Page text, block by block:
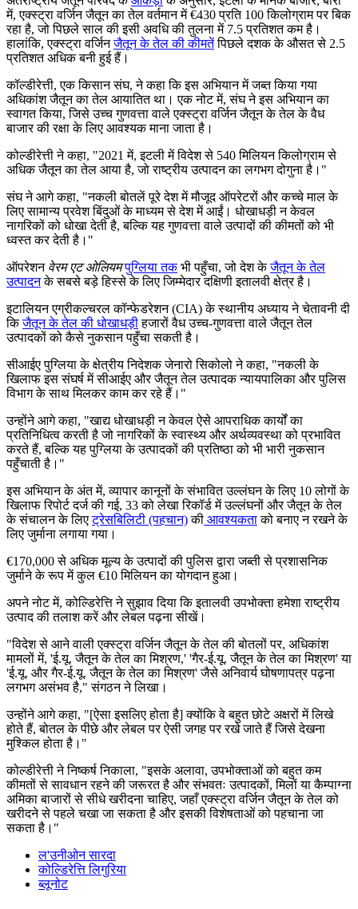
में, एक्स्ट्रा वर्जिन जैतून का तेल वर्तमान में €430 प्रति 100 किलोग्राम पर बिक
रहा है, जो पिछले साल की इसी अवधि की तुलना में 7.5 प्रतिशत कम है।
हालांकि, एक्स्ट्रा वर्जिनजैतून के तेल की कीमतेंपिछले दशक के औसत से 2.5
प्रतिशत अधिक बनी हुई हैं।
कॉल्डीरेत्ती, एक किसान संघ, ने कहा कि इस अभियान में जब्त किया गया
अधिकांश जैतून का तेल आयातित था। एक नोट में, संघ ने इस अभियान का
स्वागत किया, जिसे उच्च गुणवत्ता वाले एक्स्ट्रा वर्जिन जैतून के तेल के वैध
बाजार की रक्षा के लिए आवश्यक माना जाता है।
कोल्डीरेत्ती ने कहा, "2021 में, इटली में विदेश से 540 मिलियन किलोग्राम से
अधिक जैतून का तेल आया है, जो राष्ट्रीय उत्पादन का लगभग दोगुना है।"
संघ ने आगे कहा, "नकली बोतलें पूरे देश में मौजूद ऑपरेटरों और कच्चे माल के
लिए सामान्य प्रवेश बिंदुओं के माध्यम से देश में आईं। धोखाधड़ी न केवल
नागरिकों को धोखा देती है, बल्कि यह गुणवत्ता वाले उत्पादों की कीमतों को भी
ध्वस्त कर देती है।"
ऑपरेशन वेरम एट ओलियम पुग्लिया तकभी पहुँचा, जो देश केजैतून के तेल
उत्पादनके सबसे बड़े हिस्से के लिए जिम्मेदार दक्षिणी इतालवी क्षेत्र है।
इटालियन एग्रीकल्चरल कॉन्फेडरेशन (CIA) के स्थानीय अध्याय ने चेतावनी दी
किजैतून के तेल की धोखाधड़ीहजारों वैध उच्च-गुणवत्ता वाले जैतून तेल
उत्पादकों को कैसे नुकसान पहुँचा सकती है।
सीआईए पुग्लिया के क्षेत्रीय निदेशक जेनारो सिकोलो ने कहा, "नकली के
खिलाफ इस संघर्ष में सीआईए और जैतून तेल उत्पादक न्यायपालिका और पुलिस
विभाग के साथ मिलकर काम कर रहे हैं।"
उन्होंने आगे कहा, "खाद्य धोखाधड़ी न केवल ऐसे आपराधिक कार्यों का
प्रतिनिधित्व करती है जो नागरिकों के स्वास्थ्य और अर्थव्यवस्था को प्रभावित
करते हैं, बल्कि यह पुग्लिया के उत्पादकों की प्रतिष्ठा को भी भारी नुकसान
पहुँचाती है।"
इस अभियान के अंत में, व्यापार कानूनों के संभावित उल्लंघन के लिए 10 लोगों के
खिलाफ रिपोर्ट दर्ज की गई, 33 को लेखा रिकॉर्ड में उल्लंघनों और जैतून के तेल
के संचालन के लिएट्रेसबिलिटी (पहचान)की आवश्यकताको बनाए न रखने के
लिए जुर्माना लगाया गया।
€170,000 से अधिक मूल्य के उत्पादों की पुलिस द्वारा जब्ती से प्रशासनिक
जुर्माने के रूप में कुल €10 मिलियन का योगदान हुआ।
अपने नोट में, कोल्डिरेत्ति ने सुझाव दिया कि इतालवी उपभोक्ता हमेशा राष्ट्रीय
उत्पाद की तलाश करें और लेबल पढ़ना सीखें।
"विदेश से आने वाली एक्स्ट्रा वर्जिन जैतून के तेल की बोतलों पर, अधिकांश
मामलों में, 'ई.यू. जैतून के तेल का मिश्रण,' 'गैर-ई.यू. जैतून के तेल का मिश्रण' या
'ई.यू. और गैर-ई.यू. जैतून के तेल का मिश्रण' जैसे अनिवार्य घोषणापत्र पढ़ना
लगभग असंभव है," संगठन ने लिखा।
उन्होंने आगे कहा, "[ऐसा इसलिए होता है] क्योंकि वे बहुत छोटे अक्षरों में लिखे
होते हैं, बोतल के पीछे और लेबल पर ऐसी जगह पर रखे जाते हैं जिसे देखना
मुश्किल होता है।"
कोल्डीरेत्ती ने निष्कर्ष निकाला, "इसके अलावा, उपभोक्ताओं को बहुत कम
कीमतों से सावधान रहने की जरूरत है और संभवतः उत्पादकों, मिलों या कैम्पाग्ना
अमिका बाजारों से सीधे खरीदना चाहिए, जहाँ एक्स्ट्रा वर्जिन जैतून के तेल को
खरीदने से पहले चखा जा सकता है और इसकी विशेषताओं को पहचाना जा
सकता है।"
ल'उनीओन सारदा
कोल्डिरेत्ति लिगुरिया
ब्लूनोट